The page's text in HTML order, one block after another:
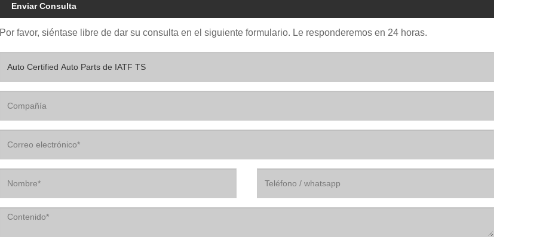
Enviar Consulta
Por favor, siéntase libre de dar su consulta en el siguiente formulario. Le responderemos en 24 horas.